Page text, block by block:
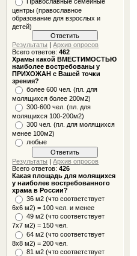
центры (православное
образование для взрослых и
детей)
Результаты |Архив опросов
Всего ответов:462
Храмы какой ВМЕСТИМОСТЬЮ
наиболее востребованы у
ПРИХОЖАН с Вашей точки
зрения?
более 600 чел. (пл. для
молящихся более 200м2)
300-600 чел. (пл. для
молящихся 100-200м2)
300 чел. (пл. для молящихся
менее 100м2)
любые
Результаты |Архив опросов
Всего ответов:426
Какая площадь для молящихся
у наиболее востребованного
храма в России?
36 м2 (что соответствует
6x6 м2) = 100 чел. и менее
49 м2 (что соответствует
7x7 м2) = 150 чел.
64 м2 (что соответствует
8x8 м2) = 200 чел.
81 м2 (что соответствует